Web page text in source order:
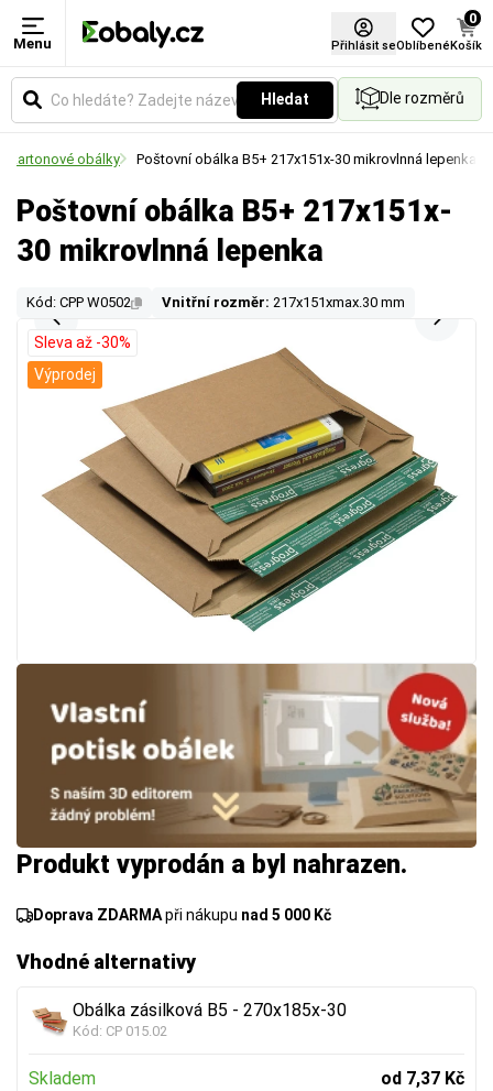
Menu Přihlásit seOblíbené
0
Košík
Hledat Dle rozměrů
kartonové obálky Poštovní obálka B5+ 217x151x-30 mikrovlnná lepenka
Poštovní obálka B5+ 217x151x-
30 mikrovlnná lepenka
Kód: CPP W0502 Vnitřní rozměr: 217x151xmax.30 mm
Produkt vyprodán a byl nahrazen.
Doprava ZDARMApři nákupu nad 5 000 Kč
Vhodné alternativy
Obálka zásilková B5 - 270x185x-30
Kód: CP 015.02
Skladem od 7,37 Kč
Sleva až -30%
Výprodej